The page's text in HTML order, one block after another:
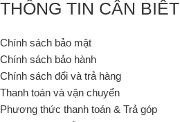
THÔNG TIN CẦN BIẾT
Chính sách bảo mật
Chính sách bảo hành
Chính sách đổi và trả hàng
Thanh toán và vận chuyển
Phương thức thanh toán & Trả góp